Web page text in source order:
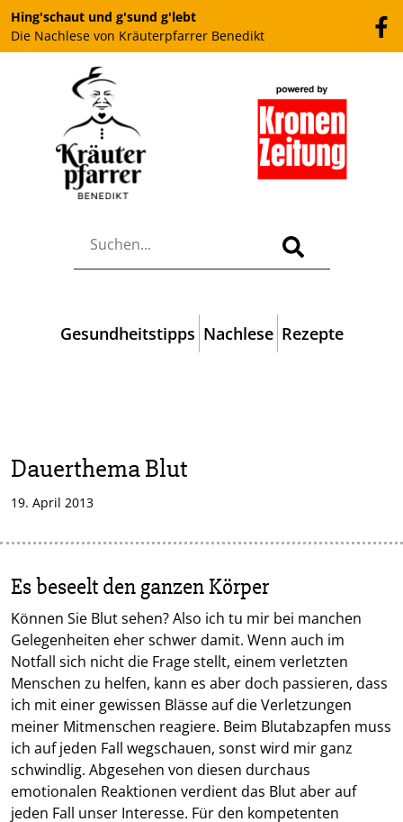
Hing'schaut und g'sund g'lebt
Die Nachlese von Kräuterpfarrer Benedikt
Gesundheitstipps Nachlese Rezepte
Dauerthema Blut
19. April 2013
Es beseelt den ganzen Körper
Können Sie Blut sehen? Also ich tu mir bei manchen
Gelegenheiten eher schwer damit. Wenn auch im
Notfall sich nicht die Frage stellt, einem verletzten
Menschen zu helfen, kann es aber doch passieren, dass
ich mit einer gewissen Blässe auf die Verletzungen
meiner Mitmenschen reagiere. Beim Blutabzapfen muss
ich auf jeden Fall wegschauen, sonst wird mir ganz
schwindlig. Abgesehen von diesen durchaus
emotionalen Reaktionen verdient das Blut aber auf
jeden Fall unser Interesse. Für den kompetenten